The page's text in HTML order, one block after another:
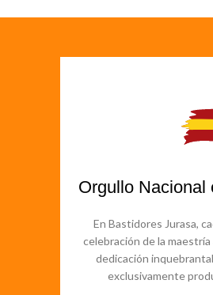
Orgullo Nacional
En Bastidores Jurasa,
celebración de la
dedicación
exclusivamente